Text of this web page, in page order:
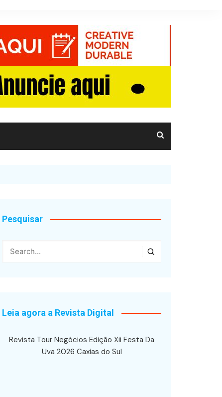
Pesquisar
Leia agora a Revista Digital
Revista Tour Negócios Edição Xii Festa Da
Uva 2026 Caxias do Sul